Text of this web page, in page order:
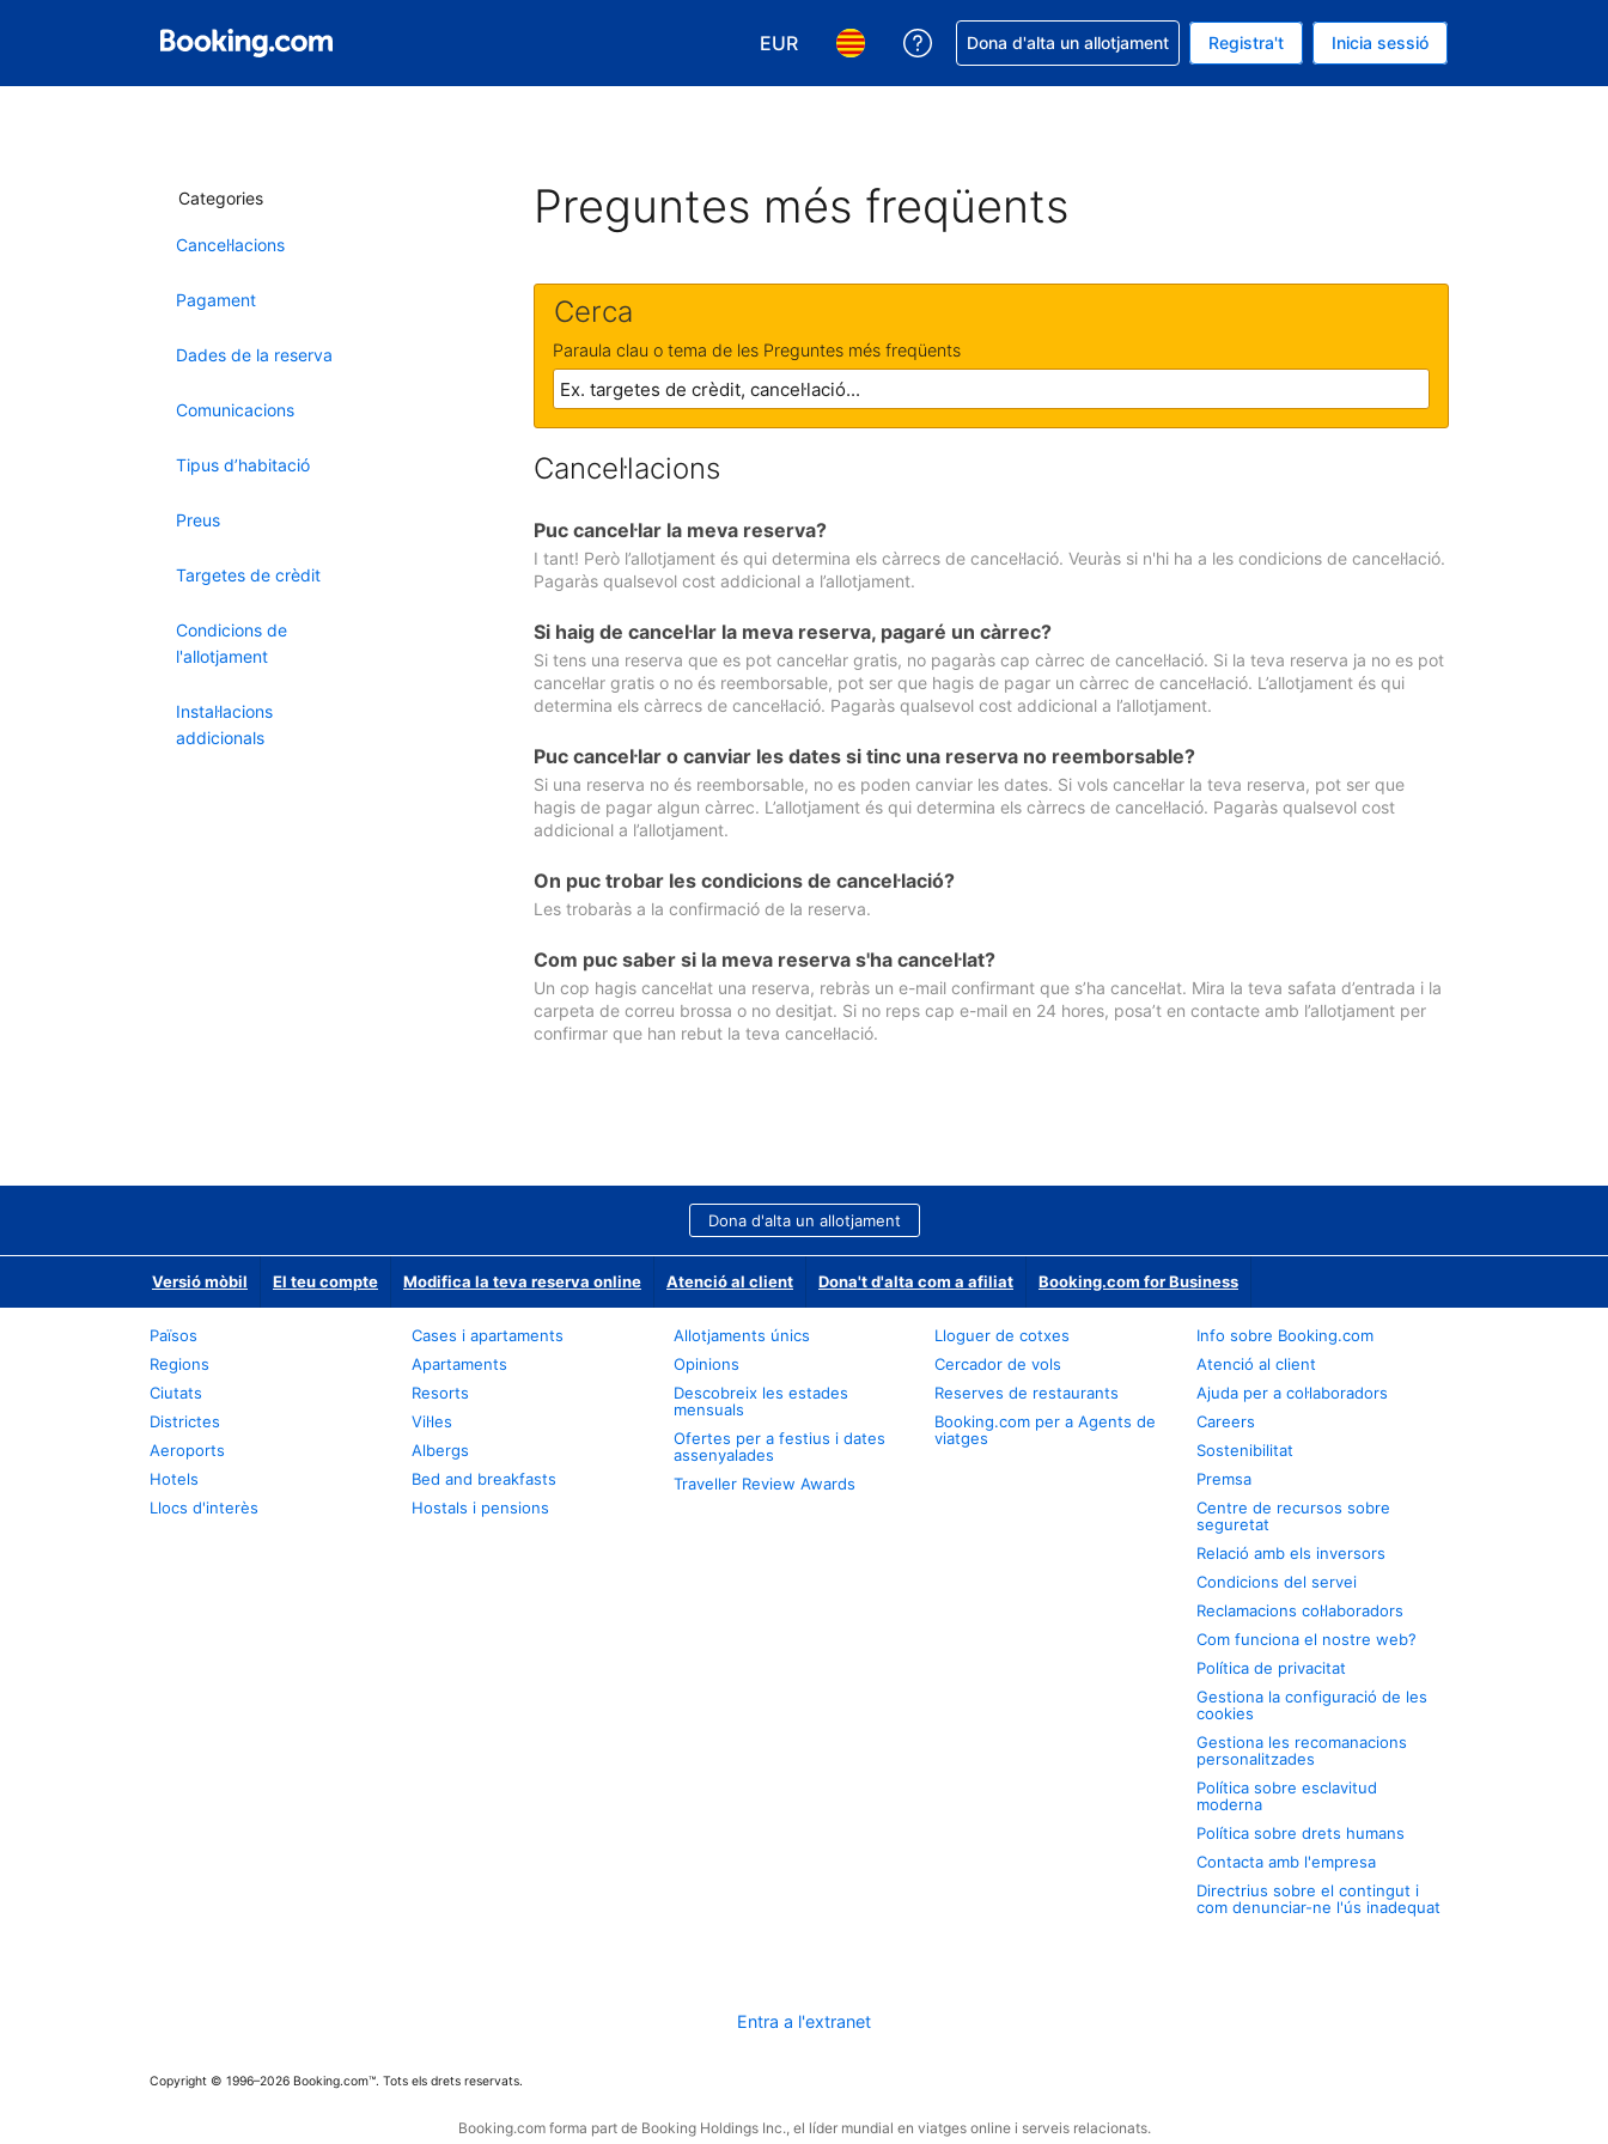
EUR
Tria la moneda. La moneda actual és EUR
Tria l'idioma. L'idioma actual és Català
Rep ajuda amb la reserva
Dona d'alta un allotjament Registra't Inicia sessió
Categories
Cancel·lacions
Pagament
Dades de la reserva
Comunicacions
Tipus d’habitació
Preus
Targetes de crèdit
Condicions de
l'allotjament
Instal·lacions
addicionals
Preguntes més freqüents
Cerca
Paraula clau o tema de les Preguntes més freqüents
Cancel·lacions
Puc cancel·lar la meva reserva?
I tant! Però l’allotjament és qui determina els càrrecs de cancel·lació. Veuràs si n'hi ha a les condicions de cancel·lació.
Pagaràs qualsevol cost addicional a l’allotjament.
Si haig de cancel·lar la meva reserva, pagaré un càrrec?
Si tens una reserva que es pot cancel·lar gratis, no pagaràs cap càrrec de cancel·lació. Si la teva reserva ja no es pot
cancel·lar gratis o no és reemborsable, pot ser que hagis de pagar un càrrec de cancel·lació. L’allotjament és qui
determina els càrrecs de cancel·lació. Pagaràs qualsevol cost addicional a l’allotjament.
Puc cancel·lar o canviar les dates si tinc una reserva no reemborsable?
Si una reserva no és reemborsable, no es poden canviar les dates. Si vols cancel·lar la teva reserva, pot ser que
hagis de pagar algun càrrec. L’allotjament és qui determina els càrrecs de cancel·lació. Pagaràs qualsevol cost
addicional a l’allotjament.
On puc trobar les condicions de cancel·lació?
Les trobaràs a la confirmació de la reserva.
Com puc saber si la meva reserva s'ha cancel·lat?
Un cop hagis cancel·lat una reserva, rebràs un e-mail confirmant que s’ha cancel·lat. Mira la teva safata d’entrada i la
carpeta de correu brossa o no desitjat. Si no reps cap e-mail en 24 hores, posa’t en contacte amb l’allotjament per
confirmar que han rebut la teva cancel·lació.
Dona d'alta un allotjament
Versió mòbil El teu compte Modifica la teva reserva online Atenció al client Dona't d'alta com a afiliat Booking.com for Business
Països
Regions
Ciutats
Districtes
Aeroports
Hotels
Llocs d'interès
Cases i apartaments
Apartaments
Resorts
Vil·les
Albergs
Bed and breakfasts
Hostals i pensions
Allotjaments únics
Opinions
Descobreix les estades
mensuals
Ofertes per a festius i dates
assenyalades
Traveller Review Awards
Lloguer de cotxes
Cercador de vols
Reserves de restaurants
Booking.com per a Agents de
viatges
Info sobre Booking.com
Atenció al client
Ajuda per a col·laboradors
Careers
Sostenibilitat
Premsa
Centre de recursos sobre
seguretat
Relació amb els inversors
Condicions del servei
Reclamacions col·laboradors
Com funciona el nostre web?
Política de privacitat
Gestiona la configuració de les
cookies
Gestiona les recomanacions
personalitzades
Política sobre esclavitud
moderna
Política sobre drets humans
Contacta amb l'empresa
Directrius sobre el contingut i
com denunciar-ne l'ús inadequat
Entra a l'extranet
Copyright © 1996–2026 Booking.com™. Tots els drets reservats.
Booking.com forma part de Booking Holdings Inc., el líder mundial en viatges online i serveis relacionats.